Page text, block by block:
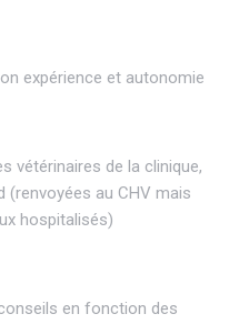
expérience et autonomie
vétérinaires de la clinique,
(renvoyées au CHV mais
hospitalisés)
en fonction des